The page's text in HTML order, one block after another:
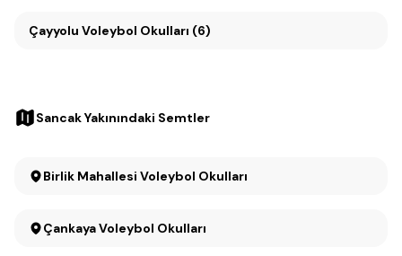
Çayyolu Voleybol Okulları (6)
Sancak Yakınındaki Semtler
Birlik Mahallesi Voleybol Okulları
Çankaya Voleybol Okulları